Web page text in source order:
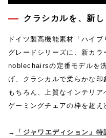
クラシカルを、新し
ドイツ製高機能素材「ハイ
グレードシリーズに、新カラ
noblechairsの定番モデルを
げ、クラシカルで柔らかな
もちろん、上質なインテリ
ゲーミングチェアの枠を超え
→ 「ジャワエディション」